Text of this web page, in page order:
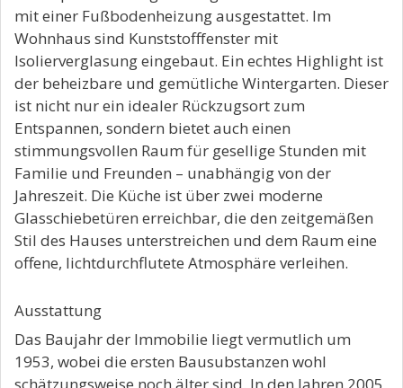
mit einer Fußbodenheizung ausgestattet. Im
Wohnhaus sind Kunststofffenster mit
Isolierverglasung eingebaut. Ein echtes Highlight ist
der beheizbare und gemütliche Wintergarten. Dieser
ist nicht nur ein idealer Rückzugsort zum
Entspannen, sondern bietet auch einen
stimmungsvollen Raum für gesellige Stunden mit
Familie und Freunden – unabhängig von der
Jahreszeit. Die Küche ist über zwei moderne
Glasschiebetüren erreichbar, die den zeitgemäßen
Stil des Hauses unterstreichen und dem Raum eine
offene, lichtdurchflutete Atmosphäre verleihen.
Ausstattung
Das Baujahr der Immobilie liegt vermutlich um
1953, wobei die ersten Bausubstanzen wohl